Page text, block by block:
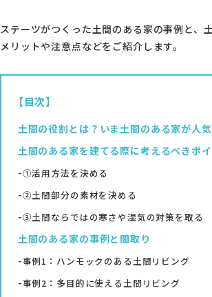
資料請求
オンライン相談
ステーツがつくった土間のある家の事例と、
メリットや注意点などをご紹介します。
【目次】
土間の役割とは？いま土間のある家が人
土間のある家を建てる際に考えるべきポ
①活用方法を決める
②土間部分の素材を決める
③土間ならではの寒さや湿気の対策を取る
土間のある家の事例と間取り
事例1：ハンモックのある土間リビング
事例2：多目的に使える土間リビング